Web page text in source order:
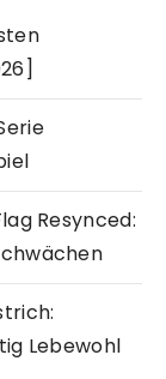
Resynced:
Lebewohl